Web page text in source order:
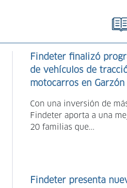
Findeter finalizó
de vehículos de
motocarros en
Con una inversión de
Findeter aporta a una
20 familias que...
Findeter presenta